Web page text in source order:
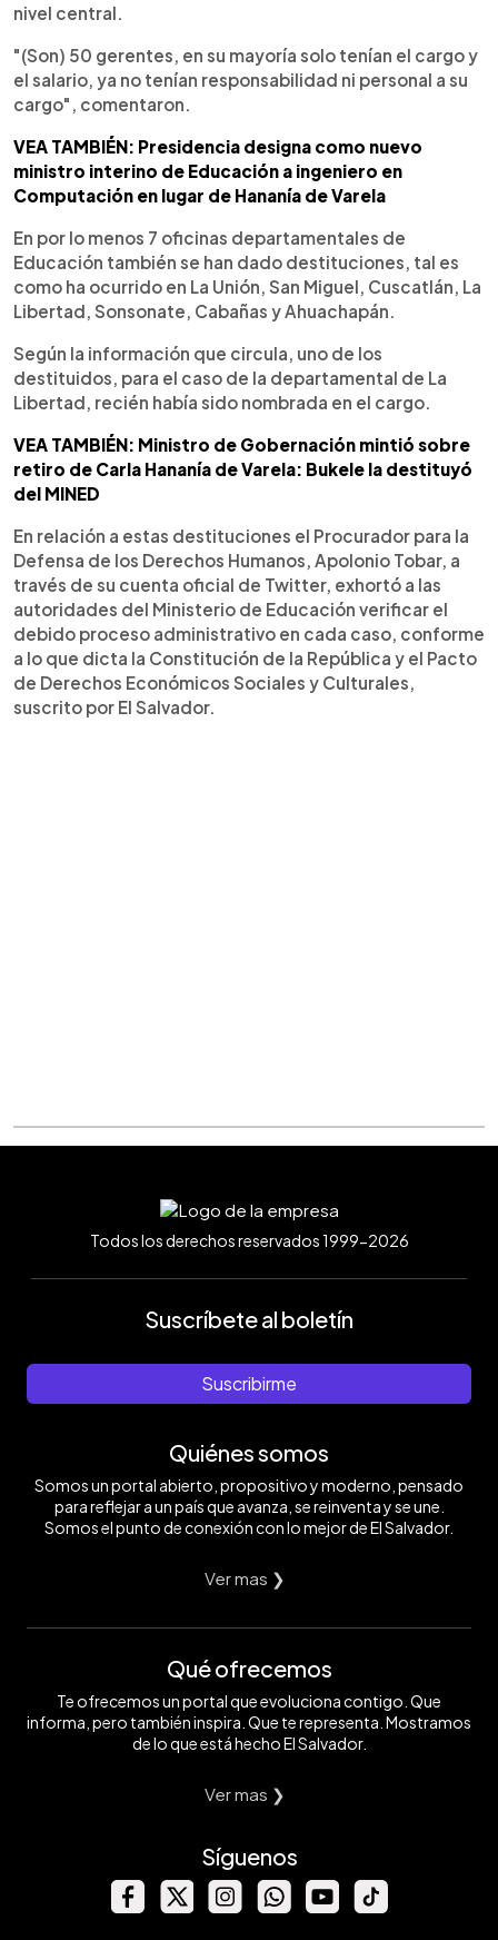
nivel central.
"(Son) 50 gerentes, en su mayoría solo tenían el cargo y
el salario, ya no tenían responsabilidad ni personal a su
cargo", comentaron.
VEA TAMBIÉN: Presidencia designa como nuevo
ministro interino de Educación a ingeniero en
Computación en lugar de Hananía de Varela
En por lo menos 7 oficinas departamentales de
Educación también se han dado destituciones, tal es
como ha ocurrido en La Unión, San Miguel, Cuscatlán, La
Libertad, Sonsonate, Cabañas y Ahuachapán.
Según la información que circula, uno de los
destituidos, para el caso de la departamental de La
Libertad, recién había sido nombrada en el cargo.
VEA TAMBIÉN: Ministro de Gobernación mintió sobre
retiro de Carla Hananía de Varela: Bukele la destituyó
del MINED
En relación a estas destituciones el Procurador para la
Defensa de los Derechos Humanos, Apolonio Tobar, a
través de su cuenta oficial de Twitter, exhortó a las
autoridades del Ministerio de Educación verificar el
debido proceso administrativo en cada caso, conforme
a lo que dicta la Constitución de la República y el Pacto
de Derechos Económicos Sociales y Culturales,
suscrito por El Salvador.
Todos los derechos reservados 1999-2026
Suscríbete al boletín
Suscribirme
Quiénes somos
Somos un portal abierto, propositivo y moderno, pensado
para reflejar a un país que avanza, se reinventa y se une.
Somos el punto de conexión con lo mejor de El Salvador.
Ver mas ❯
Qué ofrecemos
Te ofrecemos un portal que evoluciona contigo. Que
informa, pero también inspira. Que te representa. Mostramos
de lo que está hecho El Salvador.
Ver mas ❯
Síguenos